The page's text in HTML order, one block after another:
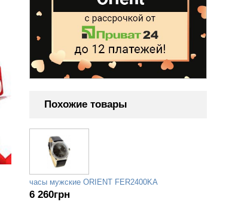
Похожие товары
часы мужские ORIENT FER2400KA
6 260грн